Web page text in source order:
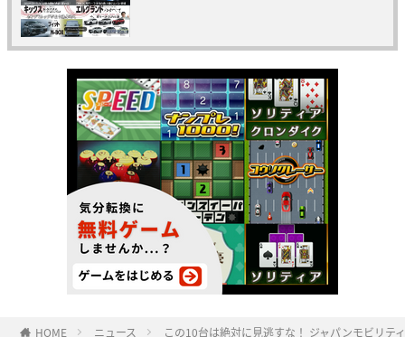
HOME ニュース この10台は絶対に見逃すな！ ジャパンモビリテ